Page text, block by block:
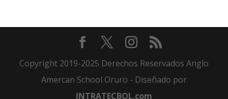
Copyright 2019-2025 Derechos Reservados Anglo
Amercan School Oruro - Diseñado por
INTRATECBOL.com